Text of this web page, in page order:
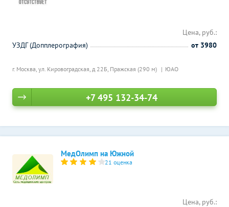
г. Москва, ул. Кировоградская, д 22Б, Пражская (290 м) ЮАО
Цена, руб.:
УЗДГ (Допплерография)
от 3980
+7 495 132-34-74
МедОлимп на Южной
21 оценка
Цена, руб.: